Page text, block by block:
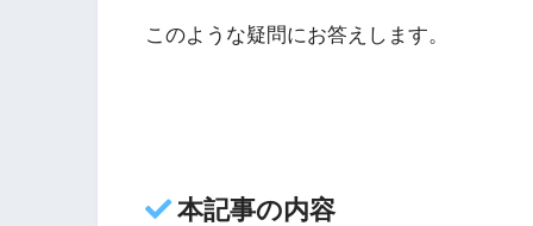
このような疑問にお答えします。
本記事の内容